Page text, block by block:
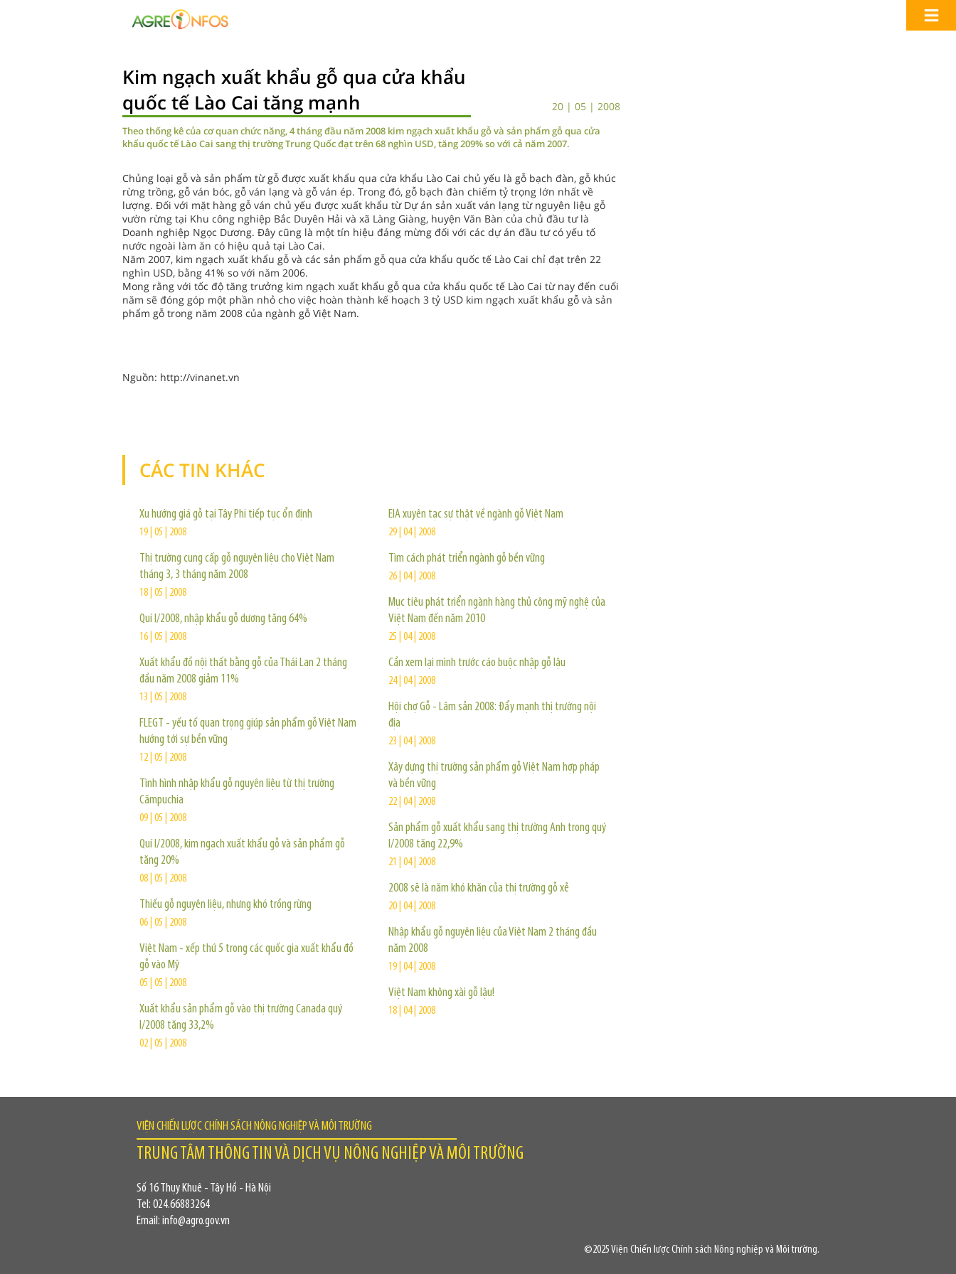
Kim ngạch xuất khẩu gỗ qua cửa khẩu
quốc tế Lào Cai tăng mạnh
20 | 05 | 2008
Theo thống kê của cơ quan chức năng, 4 tháng đầu năm 2008 kim ngạch xuất khẩu gỗ và sản phẩm gỗ qua cửa
khẩu quốc tế Lào Cai sang thị trường Trung Quốc đạt trên 68 nghìn USD, tăng 209% so với cả năm 2007.
Chủng loại gỗ và sản phẩm từ gỗ được xuất khẩu qua cửa khẩu Lào Cai chủ yếu là gỗ bạch đàn, gỗ khúc
rừng trồng, gỗ ván bóc, gỗ ván lạng và gỗ ván ép. Trong đó, gỗ bạch đàn chiếm tỷ trọng lớn nhất về
lượng. Đối với mặt hàng gỗ ván chủ yếu được xuất khẩu từ Dự án sản xuất ván lạng từ nguyên liệu gỗ
vườn rừng tại Khu công nghiệp Bắc Duyên Hải và xã Làng Giàng, huyện Văn Bàn của chủ đầu tư là
Doanh nghiệp Ngọc Dương. Đây cũng là một tín hiệu đáng mừng đối với các dự án đầu tư có yếu tố
nước ngoài làm ăn có hiệu quả tại Lào Cai.
Năm 2007, kim ngạch xuất khẩu gỗ và các sản phẩm gỗ qua cửa khẩu quốc tế Lào Cai chỉ đạt trên 22
nghìn USD, bằng 41% so với năm 2006.
Mong rằng với tốc độ tăng trưởng kim ngạch xuất khẩu gỗ qua cửa khẩu quốc tế Lào Cai từ nay đến cuối
năm sẽ đóng góp một phần nhỏ cho việc hoàn thành kế hoạch 3 tỷ USD kim ngạch xuất khẩu gỗ và sản
phẩm gỗ trong năm 2008 của ngành gỗ Việt Nam.
Nguồn: http://vinanet.vn
CÁC TIN KHÁC
Xu hướng giá gỗ tại Tây Phi tiếp tục ổn định
19 | 05 | 2008
Thị trường cung cấp gỗ nguyên liệu cho Việt Nam
tháng 3, 3 tháng năm 2008
18 | 05 | 2008
Quí I/2008, nhập khẩu gỗ dương tăng 64%
16 | 05 | 2008
Xuất khẩu đồ nội thất bằng gỗ của Thái Lan 2 tháng
đầu năm 2008 giảm 11%
13 | 05 | 2008
FLEGT - yếu tố quan trọng giúp sản phẩm gỗ Việt Nam
hướng tới sự bền vững
12 | 05 | 2008
Tình hình nhập khẩu gỗ nguyên liệu từ thị trường
Cămpuchia
09 | 05 | 2008
Quí I/2008, kim ngạch xuất khẩu gỗ và sản phẩm gỗ
tăng 20%
08 | 05 | 2008
Thiếu gỗ nguyên liệu, nhưng khó trồng rừng
06 | 05 | 2008
Việt Nam - xếp thứ 5 trong các quốc gia xuất khẩu đồ
gỗ vào Mỹ
05 | 05 | 2008
Xuất khẩu sản phẩm gỗ vào thị trường Canada quý
I/2008 tăng 33,2%
02 | 05 | 2008
EIA xuyên tạc sự thật về ngành gỗ Việt Nam
29 | 04 | 2008
Tìm cách phát triển ngành gỗ bền vững
26 | 04 | 2008
Mục tiêu phát triển ngành hàng thủ công mỹ nghệ của
Việt Nam đến năm 2010
25 | 04 | 2008
Cần xem lại mình trước cáo buộc nhập gỗ lậu
24 | 04 | 2008
Hội chợ Gỗ - Lâm sản 2008: Đẩy mạnh thị trường nội
địa
23 | 04 | 2008
Xây dựng thị trường sản phẩm gỗ Việt Nam hợp pháp
và bền vững
22 | 04 | 2008
Sản phẩm gỗ xuất khẩu sang thị trường Anh trong quý
I/2008 tăng 22,9%
21 | 04 | 2008
2008 sẽ là năm khó khăn của thị trường gỗ xẻ
20 | 04 | 2008
Nhập khẩu gỗ nguyên liệu của Việt Nam 2 tháng đầu
năm 2008
19 | 04 | 2008
Việt Nam không xài gỗ lậu!
18 | 04 | 2008
VIỆN CHIẾN LƯỢC CHÍNH SÁCH NÔNG NGHIỆP VÀ MÔI TRƯỜNG
TRUNG TÂM THÔNG TIN VÀ DỊCH VỤ NÔNG NGHIỆP VÀ MÔI TRƯỜNG
Số 16 Thụy Khuê - Tây Hồ - Hà Nội
Tel: 024.66883264
Email: info@agro.gov.vn
©2025 Viện Chiến lược Chính sách Nông nghiệp và Môi trường.